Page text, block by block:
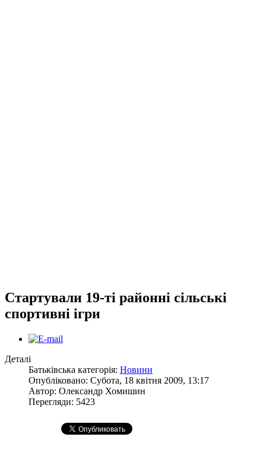
Стартували 19-ті районні сільські
спортивні ігри
Деталі
Батьківська категорія: Новини
Опубліковано: Субота, 18 квітня 2009, 13:17
Автор: Олександр Хомишин
Перегляди: 5423